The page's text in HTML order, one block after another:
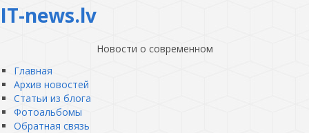
IT-news.lv
Новости о современном
Главная
Архив новостей
Статьи из блога
Фотоальбомы
Обратная связь